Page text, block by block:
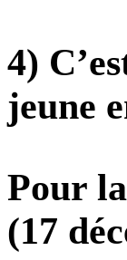
4)
jeune
Pour
(17